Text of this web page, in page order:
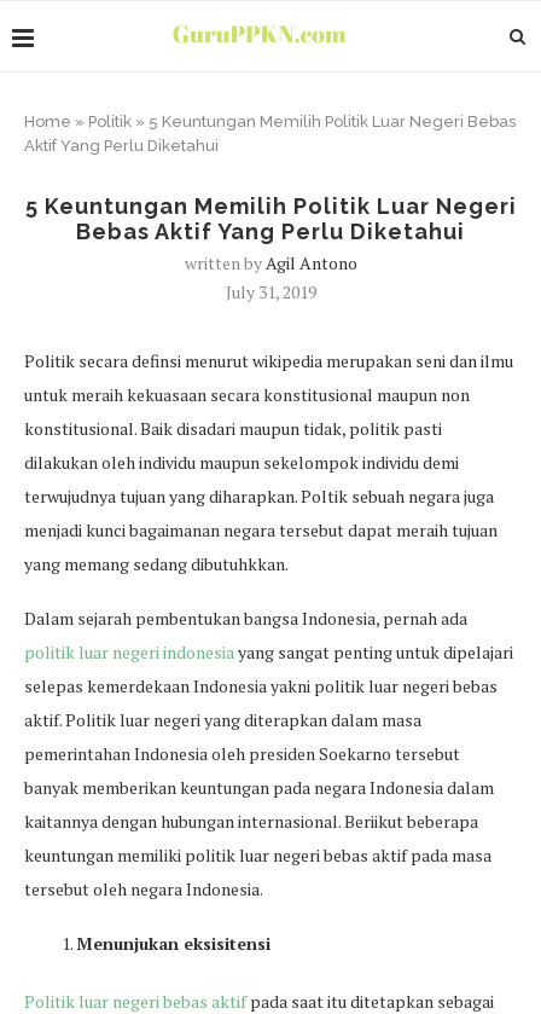
Home » Politik » 5 Keuntungan Memilih Politik Luar Negeri Bebas
Aktif Yang Perlu Diketahui
5 Keuntungan Memilih Politik Luar Negeri
Bebas Aktif Yang Perlu Diketahui
written byAgil Antono
July 31, 2019
Politik secara definsi menurut wikipedia merupakan seni dan ilmu
untuk meraih kekuasaan secara konstitusional maupun non
konstitusional. Baik disadari maupun tidak, politik pasti
dilakukan oleh individu maupun sekelompok individu demi
terwujudnya tujuan yang diharapkan. Poltik sebuah negara juga
menjadi kunci bagaimanan negara tersebut dapat meraih tujuan
yang memang sedang dibutuhkkan.
Dalam sejarah pembentukan bangsa Indonesia, pernah ada
politik luar negeri indonesiayang sangat penting untuk dipelajari
selepas kemerdekaan Indonesia yakni politik luar negeri bebas
aktif. Politik luar negeri yang diterapkan dalam masa
pemerintahan Indonesia oleh presiden Soekarno tersebut
banyak memberikan keuntungan pada negara Indonesia dalam
kaitannya dengan hubungan internasional. Beriikut beberapa
keuntungan memiliki politik luar negeri bebas aktif pada masa
tersebut oleh negara Indonesia.
Menunjukan eksisitensi
Politik luar negeri bebas aktifpada saat itu ditetapkan sebagai